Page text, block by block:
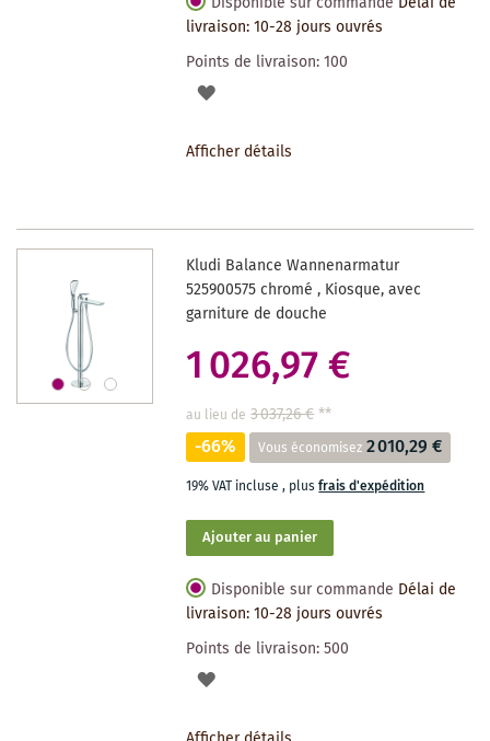
livraison: 10-28 jours ouvrés
Points de livraison:100
AJOUTER
SOUHAITS
Afficher détails
Kludi Balance Wannenarmatur
525900575 chromé , Kiosque, avec
garniture de douche
1 026,97 €
au lieu de 3 037,26 €**
-66% Vous économisez 2 010,29 €
19% VAT incluse, plusfrais d'expédition
Ajouter au panier
Disponible sur commande Délai de
livraison: 10-28 jours ouvrés
Points de livraison:500
AJOUTER